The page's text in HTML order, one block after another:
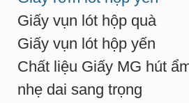
Giấy vụn lót hộp quà
Giấy vụn lót hộp yến
Chất liệu Giấy MG hút
nhẹ dai sang trọng